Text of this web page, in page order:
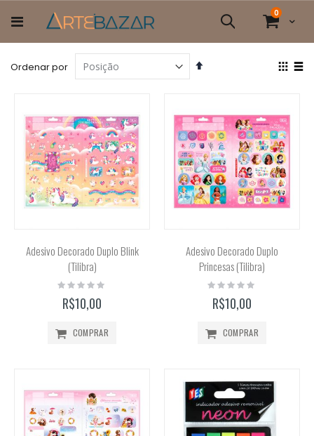
para
o
conteúdo
Cart
0itens
Pesquisa
Ordenar por
Definir
Ver
Adesivo Decorado Duplo Blink
(Tilibra)
Rating:
R$10,00
COMPRAR
Adesivo Decorado Duplo
Princesas (Tilibra)
Rating:
R$10,00
COMPRAR